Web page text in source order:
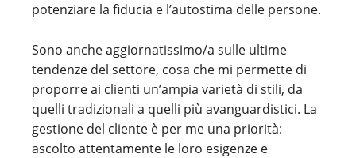
potenziare la fiducia e l’autostima delle persone.
Sono anche aggiornatissimo/a sulle ultime
tendenze del settore, cosa che mi permette di
proporre ai clienti un’ampia varietà di stili, da
quelli tradizionali a quelli più avanguardistici. La
gestione del cliente è per me una priorità:
ascolto attentamente le loro esigenze e